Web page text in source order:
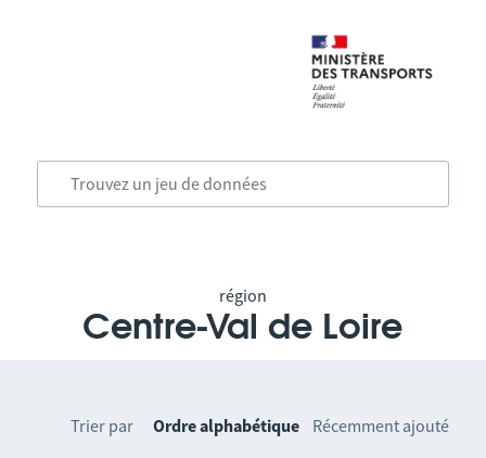
région
Centre-Val de Loire
Trier par Ordre alphabétique Récemment ajouté